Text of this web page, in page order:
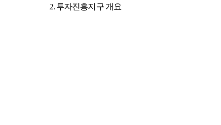
2. 투자진흥지구 개요